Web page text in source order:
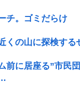
チ。ゴミだらけ
くの山に探検する
前に居座る”市民